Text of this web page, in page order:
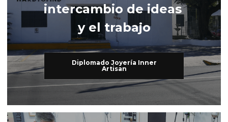
Inner Artisan
International Workshops
Further Studies
Try Hard
The Who
At Home
Family
Dear Friends
THE WHY
THE HOW
ONLINE CAMPUS
THE ARCHIVE
cursos@htf.org.mx
intercambio de ideas
y el trabajo
Diplomado Joyería Inner
Artisan